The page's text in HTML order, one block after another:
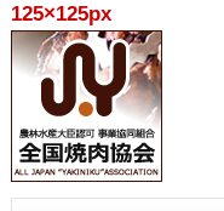
125×125px